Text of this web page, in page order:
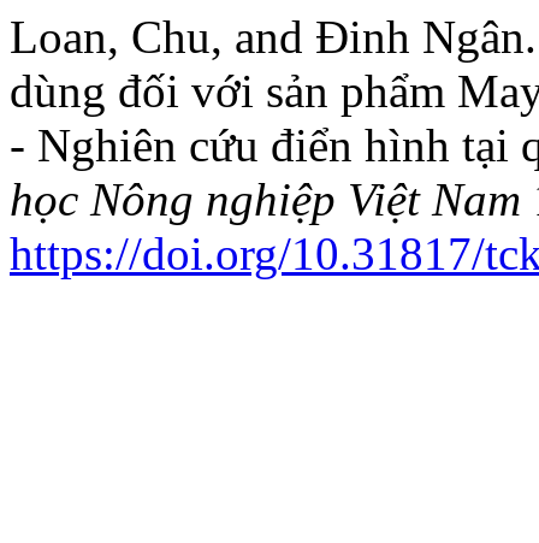
Loan, Chu, and Đinh
dùng đối với sản phẩm
- Nghiên cứu điển hình tại
học Nông nghiệp Việt Nam
https://doi.org/10.31817/